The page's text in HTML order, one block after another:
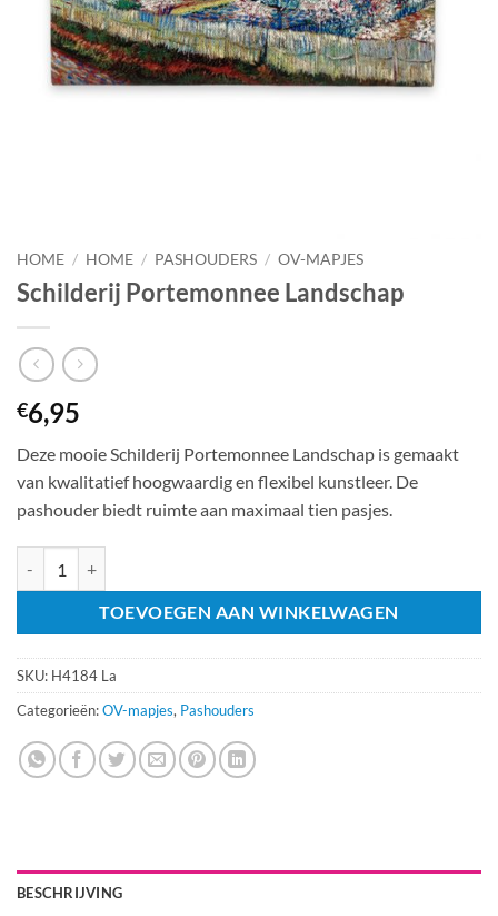
HOME / HOME / PASHOUDERS / OV-MAPJES
Schilderij Portemonnee Landschap
€6,95
Deze mooie Schilderij Portemonnee Landschap is gemaakt
van kwalitatief hoogwaardig en flexibel kunstleer. De
pashouder biedt ruimte aan maximaal tien pasjes.
TOEVOEGEN AAN WINKELWAGEN
SKU: H4184 La
Categorieën:OV-mapjes, Pashouders
BESCHRIJVING